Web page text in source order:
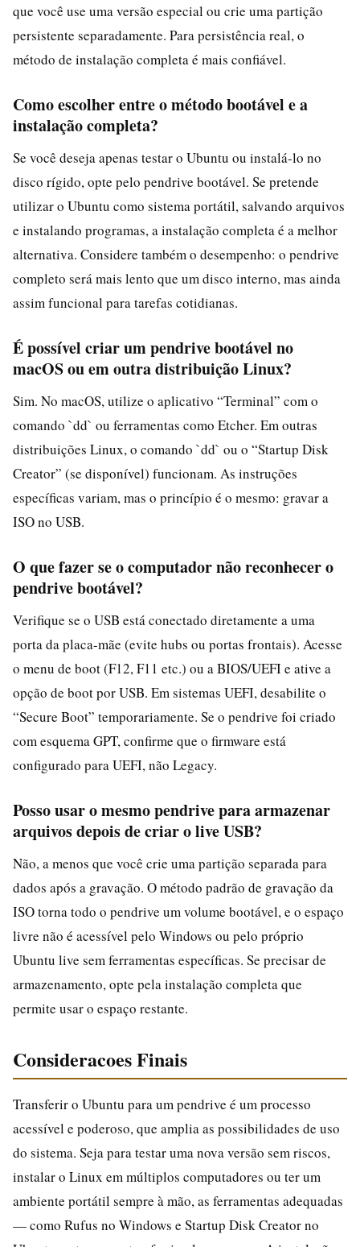
que você use uma versão especial ou crie uma partição
persistente separadamente. Para persistência real, o
método de instalação completa é mais confiável.
Como escolher entre o método bootável e a
instalação completa?
Se você deseja apenas testar o Ubuntu ou instalá-lo no
disco rígido, opte pelo pendrive bootável. Se pretende
utilizar o Ubuntu como sistema portátil, salvando arquivos
e instalando programas, a instalação completa é a melhor
alternativa. Considere também o desempenho: o pendrive
completo será mais lento que um disco interno, mas ainda
assim funcional para tarefas cotidianas.
É possível criar um pendrive bootável no
macOS ou em outra distribuição Linux?
Sim. No macOS, utilize o aplicativo “Terminal” com o
comando `dd` ou ferramentas como Etcher. Em outras
distribuições Linux, o comando `dd` ou o “Startup Disk
Creator” (se disponível) funcionam. As instruções
específicas variam, mas o princípio é o mesmo: gravar a
ISO no USB.
O que fazer se o computador não reconhecer o
pendrive bootável?
Verifique se o USB está conectado diretamente a uma
porta da placa-mãe (evite hubs ou portas frontais). Acesse
o menu de boot (F12, F11 etc.) ou a BIOS/UEFI e ative a
opção de boot por USB. Em sistemas UEFI, desabilite o
“Secure Boot” temporariamente. Se o pendrive foi criado
com esquema GPT, confirme que o firmware está
configurado para UEFI, não Legacy.
Posso usar o mesmo pendrive para armazenar
arquivos depois de criar o live USB?
Não, a menos que você crie uma partição separada para
dados após a gravação. O método padrão de gravação da
ISO torna todo o pendrive um volume bootável, e o espaço
livre não é acessível pelo Windows ou pelo próprio
Ubuntu live sem ferramentas específicas. Se precisar de
armazenamento, opte pela instalação completa que
permite usar o espaço restante.
Consideracoes Finais
Transferir o Ubuntu para um pendrive é um processo
acessível e poderoso, que amplia as possibilidades de uso
do sistema. Seja para testar uma nova versão sem riscos,
instalar o Linux em múltiplos computadores ou ter um
ambiente portátil sempre à mão, as ferramentas adequadas
— como Rufus no Windows e Startup Disk Creator no